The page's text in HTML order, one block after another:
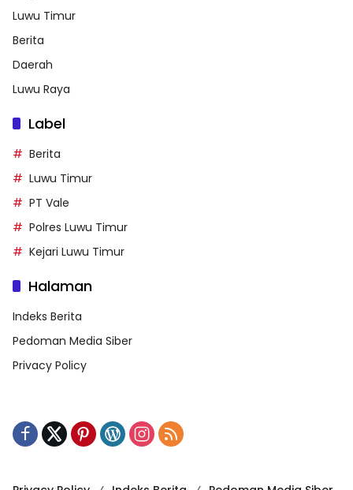
Luwu Timur
Berita
Daerah
Luwu Raya
Label
Berita
Luwu Timur
PT Vale
Polres Luwu Timur
Kejari Luwu Timur
Halaman
Indeks Berita
Pedoman Media Siber
Privacy Policy